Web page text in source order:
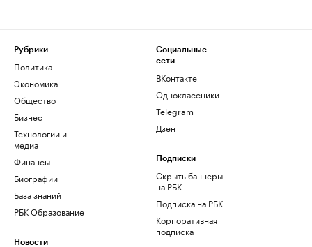
Рубрики
Политика
Экономика
Общество
Бизнес
Технологии и
медиа
Финансы
Биографии
База знаний
РБК Образование
Новости
Социальные
сети
ВКонтакте
Одноклассники
Telegram
Дзен
Подписки
Скрыть баннеры
на РБК
Подписка на РБК
Корпоративная
подписка